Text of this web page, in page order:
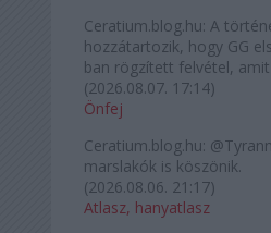
Ceratium.blog.hu: A
hozzátartozik, hogy GG
ban rögzített felvétel, amit
(2026.08.07. 17:14)
Önfej
Ceratium.blog.hu:
marslakók is köszönik.
(2026.08.06. 21:17)
Atlasz, hanyatlasz